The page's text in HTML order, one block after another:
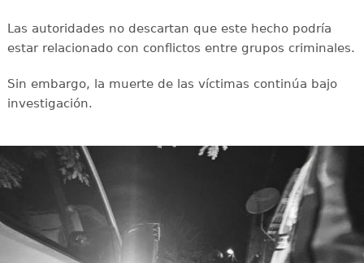
Las autoridades no descartan que este hecho podría
estar relacionado con conflictos entre grupos criminales.
Sin embargo, la muerte de las víctimas continúa bajo
investigación.